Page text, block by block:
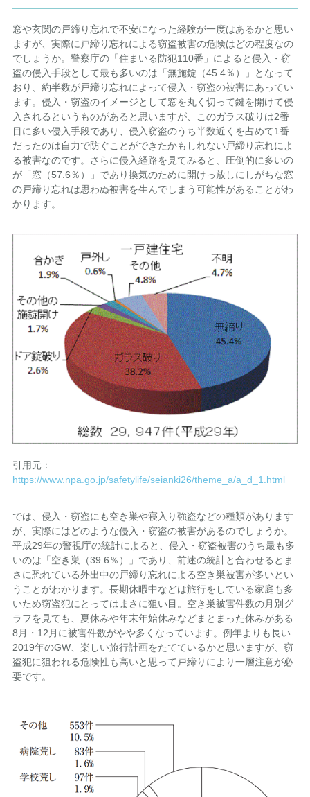
窓や玄関の戸締り忘れで不安になった経験が一度はあるかと思い
ますが、実際に戸締り忘れによる窃盗被害の危険はどの程度なの
でしょうか。警察庁の「住まいる防犯110番」によると侵入・窃
盗の侵入手段として最も多いのは「無施錠（45.4％）」となって
おり、約半数が戸締り忘れによって侵入・窃盗の被害にあってい
ます。侵入・窃盗のイメージとして窓を丸く切って鍵を開けて侵
入されるというものがあると思いますが、このガラス破りは2番
目に多い侵入手段であり、侵入窃盗のうち半数近くを占めて1番
だったのは自力で防ぐことができたかもしれない戸締り忘れによ
る被害なのです。さらに侵入経路を見てみると、圧倒的に多いの
が「窓（57.6％）」であり換気のために開けっ放しにしがちな窓
の戸締り忘れは思わぬ被害を生んでしまう可能性があることがわ
かります。
引用元：
https://www.npa.go.jp/safetylife/seianki26/theme_a/a_d_1.html
では、侵入・窃盗にも空き巣や寝入り強盗などの種類があります
が、実際にはどのような侵入・窃盗の被害があるのでしょうか。
平成29年の警視庁の統計によると、侵入・窃盗被害のうち最も多
いのは「空き巣（39.6％）」であり、前述の統計と合わせるとま
さに恐れている外出中の戸締り忘れによる空き巣被害が多いとい
うことがわかります。長期休暇中などは旅行をしている家庭も多
いため窃盗犯にとってはまさに狙い目。空き巣被害件数の月別グ
ラフを見ても、夏休みや年末年始休みなどまとまった休みがある
8月・12月に被害件数がやや多くなっています。例年よりも長い
2019年のGW、楽しい旅行計画をたてているかと思いますが、窃
盗犯に狙われる危険性も高いと思って戸締りにより一層注意が必
要です。